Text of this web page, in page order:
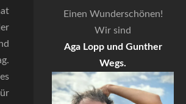
Einen Wunderschönen!
Wir sind
Aga Lopp und Gunther
Wegs.